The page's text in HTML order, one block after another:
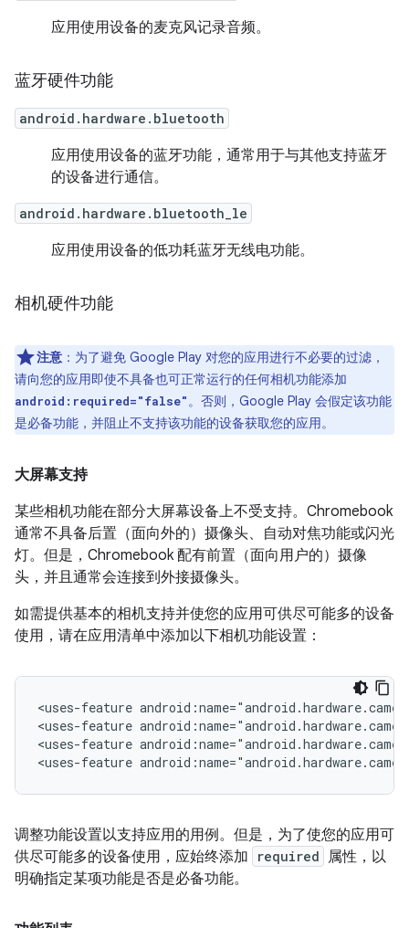
应用使用设备的麦克风记录音频。
蓝牙硬件功能
android.hardware.bluetooth
应用使用设备的蓝牙功能，通常用于与其他支持蓝牙
的设备进行通信。
android.hardware.bluetooth_le
应用使用设备的低功耗蓝牙无线电功能。
相机硬件功能
注意 ：为了避免 Google Play 对您的应用进行不必要的过滤，
请向您的应用即使不具备也可正常运行的任何相机功能添加
android:required="false"。否则，Google Play 会假定该功能
是必备功能，并阻止不支持该功能的设备获取您的应用。
大屏幕支持
某些相机功能在部分大屏幕设备上不受支持。Chromebook
通常不具备后置（面向外的）摄像头、自动对焦功能或闪光
灯。但是，Chromebook 配有前置（面向用户的）摄像
头，并且通常会连接到外接摄像头。
如需提供基本的相机支持并使您的应用可供尽可能多的设备
使用，请在应用清单中添加以下相机功能设置：
<uses-feature
<uses-feature
<uses-feature
<uses-feature
调整功能设置以支持应用的用例。但是，为了使您的应用可
供尽可能多的设备使用，应始终添加
required 属性，以
明确指定某项功能是否是必备功能。